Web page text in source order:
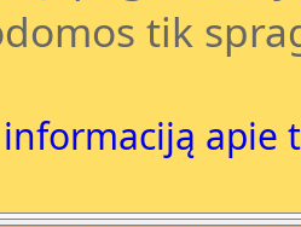
tik
apie